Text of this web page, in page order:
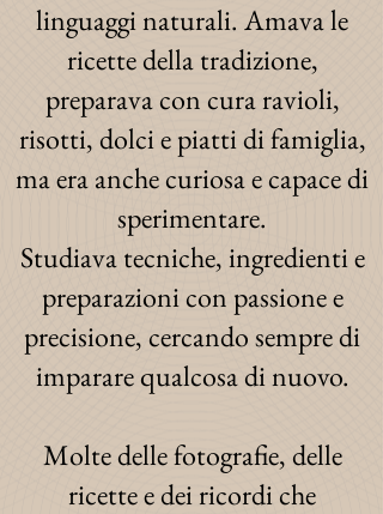
linguaggi naturali. Amava le
ricette della tradizione,
preparava con cura ravioli,
risotti, dolci e piatti di famiglia,
ma era anche curiosa e capace di
sperimentare.
Studiava tecniche, ingredienti e
preparazioni con passione e
precisione, cercando sempre di
imparare qualcosa di nuovo.
Molte delle fotografie, delle
ricette e dei ricordi che